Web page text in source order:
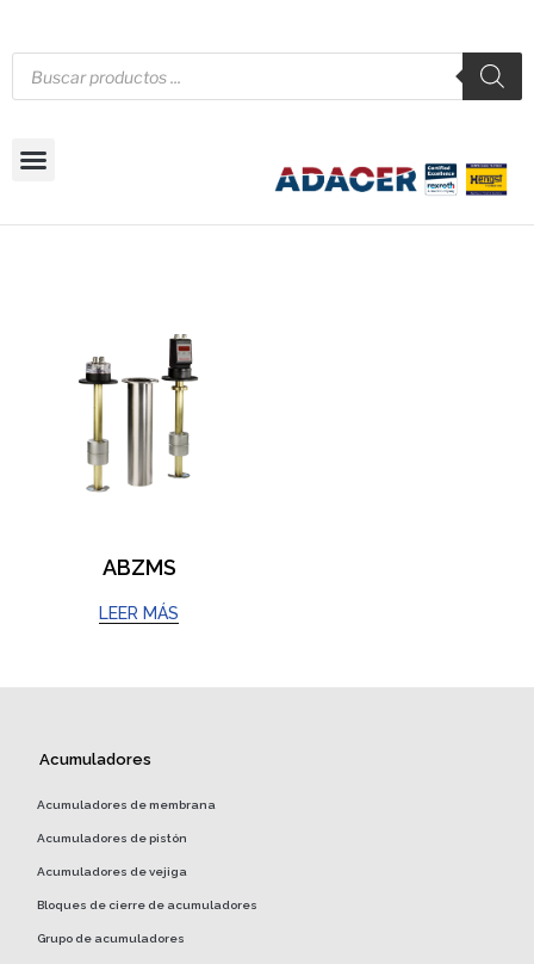
ABZMS
LEER MÁS
Acumuladores
Acumuladores de membrana
Acumuladores de pistón
Acumuladores de vejiga
Bloques de cierre de acumuladores
Grupo de acumuladores